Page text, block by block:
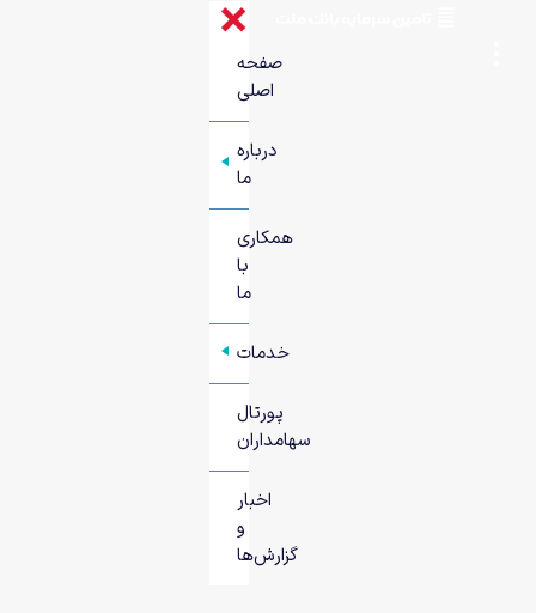
صفحه
اصلی
+
درباره
ما
همکاری
با
ما
+ خدمات
پورتال
سهامداران
اخبار
و
گزارش‌ها